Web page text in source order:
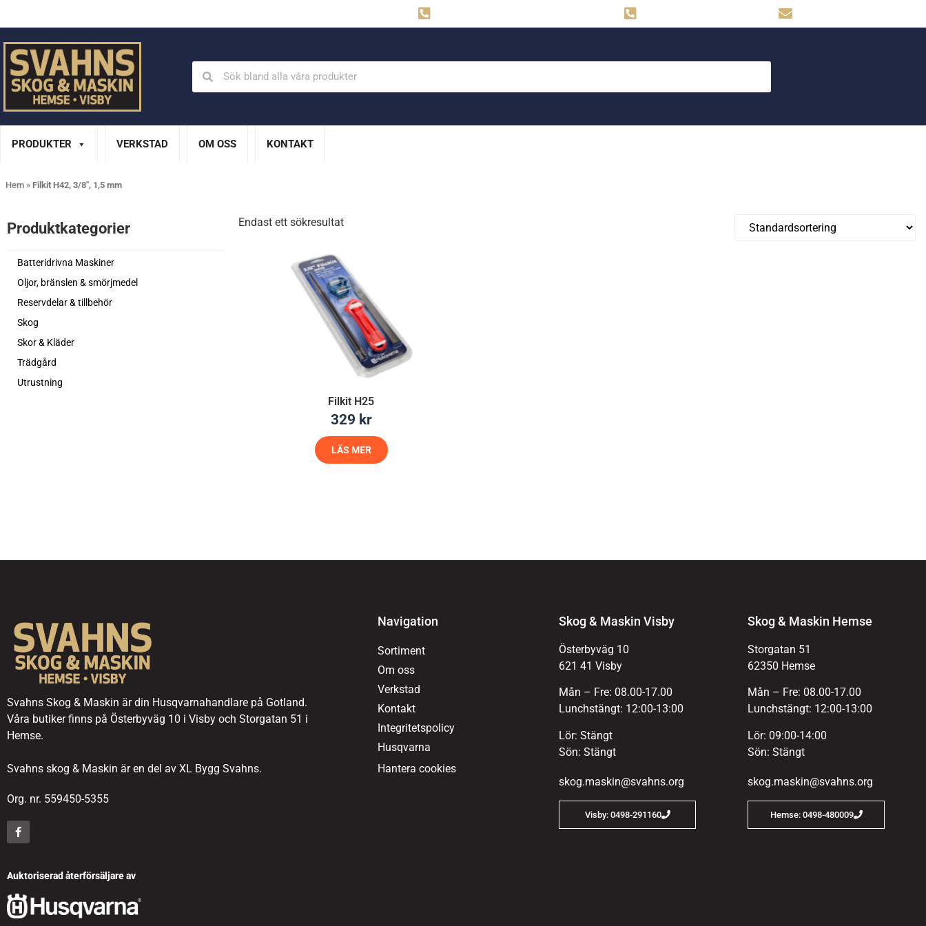
PRODUKTER VERKSTAD OM OSS KONTAKT
Hem » Filkit H42, 3/8", 1,5 mm
Produktkategorier​
Batteridrivna Maskiner
Oljor, bränslen & smörjmedel
Reservdelar & tillbehör
Skog
Skor & Kläder
Trädgård
Utrustning
Endast ett sökresultat
Filkit H25
329 kr
LÄS MER
Svahns Skog & Maskin är din Husqvarnahandlare på Gotland.
Våra butiker finns på Österbyväg 10 i Visby och Storgatan 51 i
Hemse.
Svahns skog & Maskin är en del av XL Bygg Svahns.
Org. nr. 559450-5355
Auktoriserad återförsäljare av
Navigation
Sortiment
Om oss
Verkstad
Kontakt
Integritetspolicy
Husqvarna
Hantera cookies
Skog & Maskin Visby
Österbyväg 10
621 41 Visby
Mån – Fre: 08.00-17.00
Lunchstängt: 12:00-13:00
Lör: Stängt
Sön: Stängt
skog.maskin@svahns.org
Visby: 0498-291160
Skog & Maskin Hemse
Storgatan 51
62350 Hemse
Mån – Fre: 08.00-17.00
Lunchstängt: 12:00-13:00
Lör: 09:00-14:00
Sön: Stängt
skog.maskin@svahns.org
Hemse: 0498-480009